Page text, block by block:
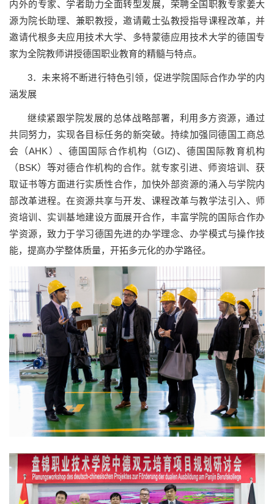
内外的专家、学者助力全面转型发展，荣聘全国职教专家姜大
源为院长助理、兼职教授，邀请戴士弘教授指导课程改革，并
邀请代根多夫应用技术大学、多特蒙德应用技术大学的德国专
家为全院教师讲授德国职业教育的精髓与特点。
3．未来将不断进行特色引领，促进学院国际合作办学的内
涵发展
继续紧跟学院发展的总体战略部署，利用多方资源，通过
共同努力，实现各目标任务的新突破。持续加强同德国工商总
会（AHK）、德国国际合作机构（GIZ)、德国国际教育机构
（BSK）等对德合作机构的合作。就专家引进、师资培训、获
取证书等方面进行实质性合作，加快外部资源的涌入与学院内
部改革进程。在资源共享与开发、课程改革与教学法引入、师
资培训、实训基地建设方面展开合作，丰富学院的国际合作办
学资源，致力于学习德国先进的办学理念、办学模式与操作技
能，提高办学整体质量，开拓多元化的办学路径。